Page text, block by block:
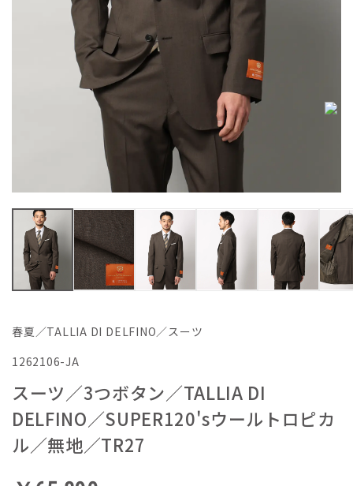
春夏／TALLIA DI DELFINO／スーツ
1262106-JA
スーツ／3つボタン／TALLIA DI
DELFINO／SUPER120'sウールトロピカ
ル／無地／TR27